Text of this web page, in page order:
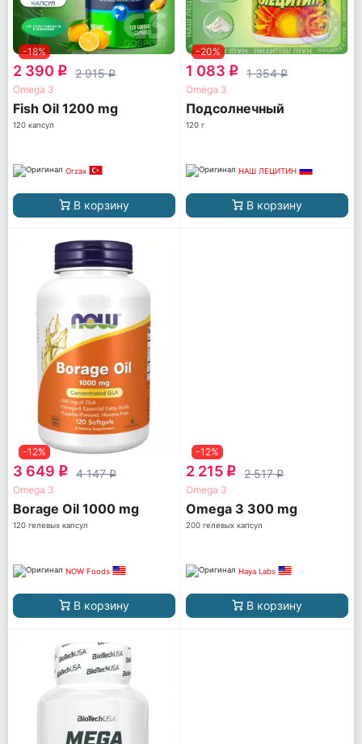
-18%
2 390 q 2 915q
Omega 3
Fish Oil 1200 mg
120 капсул
Orzax
В корзину
-20%
1 083 q 1 354q
Omega 3
Подсолнечный
120 г
НАШ ЛЕЦИТИН
В корзину
-12%
3 649 q 4 147q
Omega 3
Borage Oil 1000 mg
120 гелевых капсул
NOW Foods
В корзину
-12%
2 215 q 2 517q
Omega 3
Omega 3 300 mg
200 гелевых капсул
Haya Labs
В корзину